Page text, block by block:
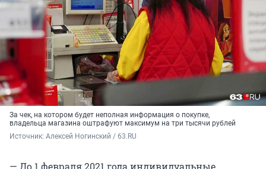
За чек, на котором будет неполная информация о покупке,
владельца магазина оштрафуют максимум на три тысячи рублей
Источник: Алексей Ногинский / 63.RU
— До 1 февраля 2021 года индивидуальные